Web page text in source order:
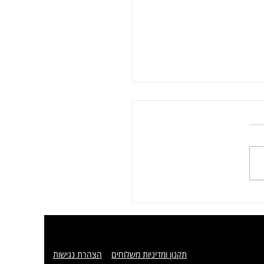
הצהרת נגישות תקנון ומדיניות משלוחים